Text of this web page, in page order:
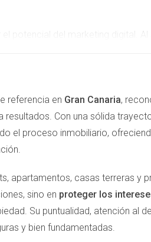
internet para el teletrabajo y el
historias sobre cómo una buena
a través de su enlace,
para una compañía
no solo vendía pólizas; brindaba
relaciones duraderas. Al
póliza que se firmaba gracias
a otros a sentirse más
referencia en Gran Canaria,
Con una sólida
el proceso inmobiliario,
apartamentos, casas terreras y
sino en proteger los
Su puntualidad, atención al
y bien fundamentadas.